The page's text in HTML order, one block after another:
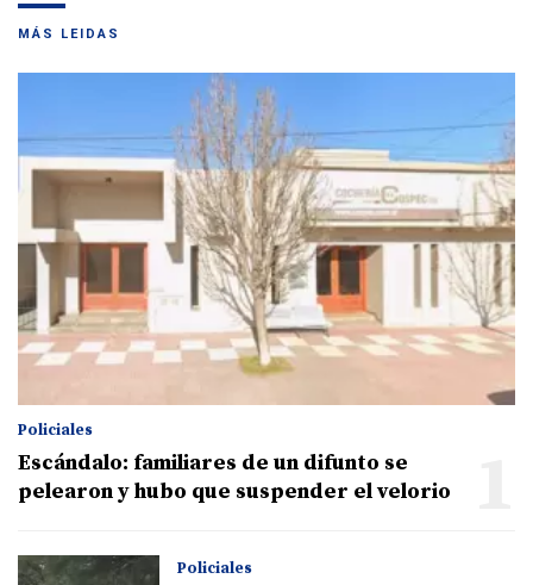
MÁS LEIDAS
Policiales
Escándalo: familiares de un difunto se
pelearon y hubo que suspender el velorio
Policiales